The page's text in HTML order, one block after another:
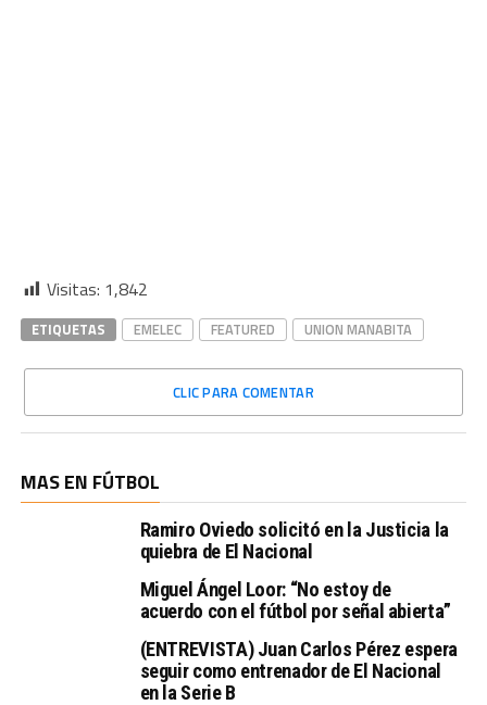
Visitas: 1,842
ETIQUETAS EMELEC FEATURED UNION MANABITA
CLIC PARA COMENTAR
MAS EN FÚTBOL
Ramiro Oviedo solicitó en la Justicia la
quiebra de El Nacional
Miguel Ángel Loor: “No estoy de
acuerdo con el fútbol por señal abierta”
(ENTREVISTA) Juan Carlos Pérez espera
seguir como entrenador de El Nacional
en la Serie B